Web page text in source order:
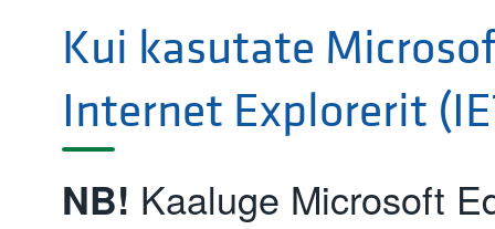
Kui kasutate
Internet Explorerit
NB! Kaaluge Microsoft